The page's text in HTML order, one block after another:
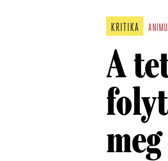
KRITIKA
A